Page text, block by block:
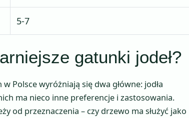
5-7
gatunki jodeł?
Polsce wyróżniają się dwa główne: jodła
ma nieco inne preferencje i zastosowania.
od przeznaczenia – czy drzewo ma służyć jako